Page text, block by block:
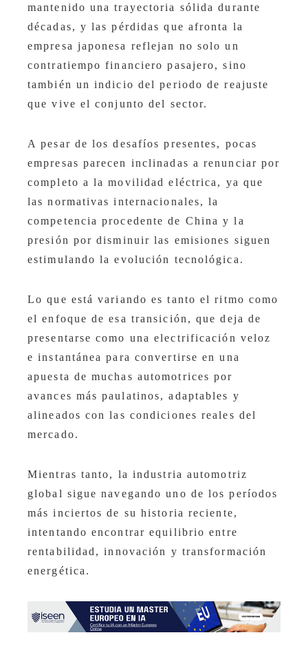
mantenido una trayectoria sólida durante
décadas, y las pérdidas que afronta la
empresa japonesa reflejan no solo un
contratiempo financiero pasajero, sino
también un indicio del periodo de reajuste
que vive el conjunto del sector.
A pesar de los desafíos presentes, pocas
empresas parecen inclinadas a renunciar por
completo a la movilidad eléctrica, ya que
las normativas internacionales, la
competencia procedente de China y la
presión por disminuir las emisiones siguen
estimulando la evolución tecnológica.
Lo que está variando es tanto el ritmo como
el enfoque de esa transición, que deja de
presentarse como una electrificación veloz
e instantánea para convertirse en una
apuesta de muchas automotrices por
avances más paulatinos, adaptables y
alineados con las condiciones reales del
mercado.
Mientras tanto, la industria automotriz
global sigue navegando uno de los períodos
más inciertos de su historia reciente,
intentando encontrar equilibrio entre
rentabilidad, innovación y transformación
energética.